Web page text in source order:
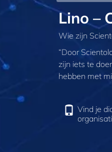
Lino –
Wie zijn
“Door
zijn iets te
hebben met
Vind je